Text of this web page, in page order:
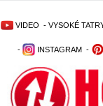
VIDEO - VYSOKÉ
- INSTAGRAM -